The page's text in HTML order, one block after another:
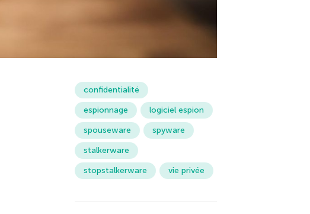
confidentialité
espionnage
logiciel espion
spouseware
spyware
stalkerware
stopstalkerware
vie privée